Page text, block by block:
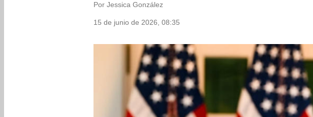
Por Jessica González
15 de junio de 2026, 08:35